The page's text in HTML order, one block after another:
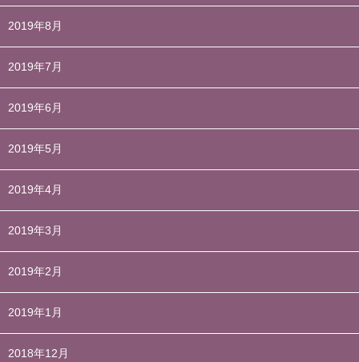
2019年8月
2019年7月
2019年6月
2019年5月
2019年4月
2019年3月
2019年2月
2019年1月
2018年12月